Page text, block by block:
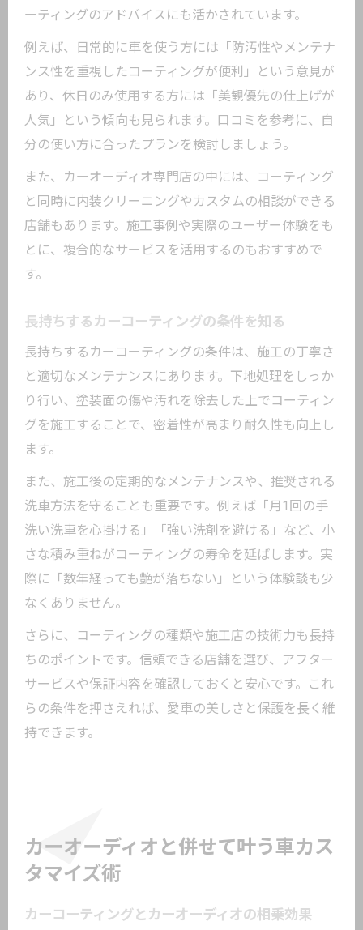
ーティングのアドバイスにも活かされています。
例えば、日常的に車を使う方には「防汚性やメンテナ
ンス性を重視したコーティングが便利」という意見が
あり、休日のみ使用する方には「美観優先の仕上げが
人気」という傾向も見られます。口コミを参考に、自
分の使い方に合ったプランを検討しましょう。
また、カーオーディオ専門店の中には、コーティング
と同時に内装クリーニングやカスタムの相談ができる
店舗もあります。施工事例や実際のユーザー体験をも
とに、複合的なサービスを活用するのもおすすめで
す。
長持ちするカーコーティングの条件を知る
長持ちするカーコーティングの条件は、施工の丁寧さ
と適切なメンテナンスにあります。下地処理をしっか
り行い、塗装面の傷や汚れを除去した上でコーティン
グを施工することで、密着性が高まり耐久性も向上し
ます。
また、施工後の定期的なメンテナンスや、推奨される
洗車方法を守ることも重要です。例えば「月1回の手
洗い洗車を心掛ける」「強い洗剤を避ける」など、小
さな積み重ねがコーティングの寿命を延ばします。実
際に「数年経っても艶が落ちない」という体験談も少
なくありません。
さらに、コーティングの種類や施工店の技術力も長持
ちのポイントです。信頼できる店舗を選び、アフター
サービスや保証内容を確認しておくと安心です。これ
らの条件を押さえれば、愛車の美しさと保護を長く維
持できます。
カーオーディオと併せて叶う車カス
タマイズ術
カーコーティングとカーオーディオの相乗効果